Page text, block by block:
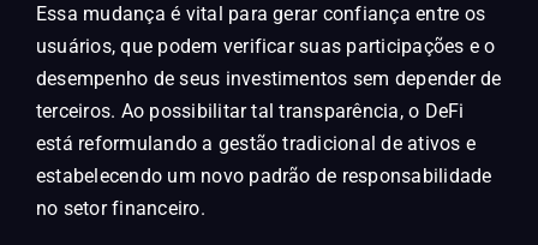
Essa mudança é vital para gerar confiança entre os
usuários, que podem verificar suas participações e o
desempenho de seus investimentos sem depender de
terceiros. Ao possibilitar tal transparência, o DeFi
está reformulando a gestão tradicional de ativos e
estabelecendo um novo padrão de responsabilidade
no setor financeiro.